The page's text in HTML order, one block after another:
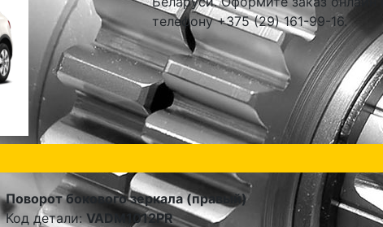
телефону +375 (29) 161-99-16.
Поворот бокового зеркала (правый)
Код детали:VADM1012PR